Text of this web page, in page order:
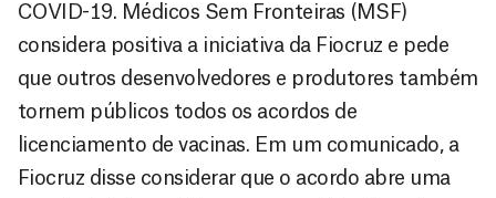
COVID-19. Médicos Sem Fronteiras (MSF)
considera positiva a iniciativa da Fiocruz e pede
que outros desenvolvedores e produtores também
tornem públicos todos os acordos de
licenciamento de vacinas. Em um comunicado, a
Fiocruz disse considerar que o acordo abre uma